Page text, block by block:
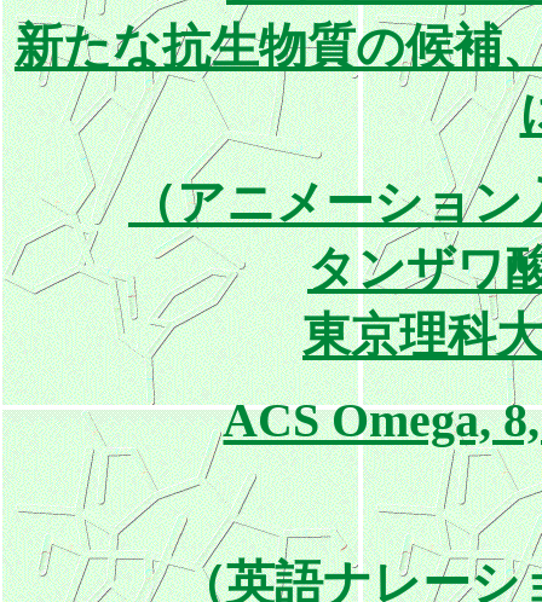
新たな抗生物質の候補
（アニメーション
タンザワ
東京理科
ACS Omega,
（英語ナレーシ